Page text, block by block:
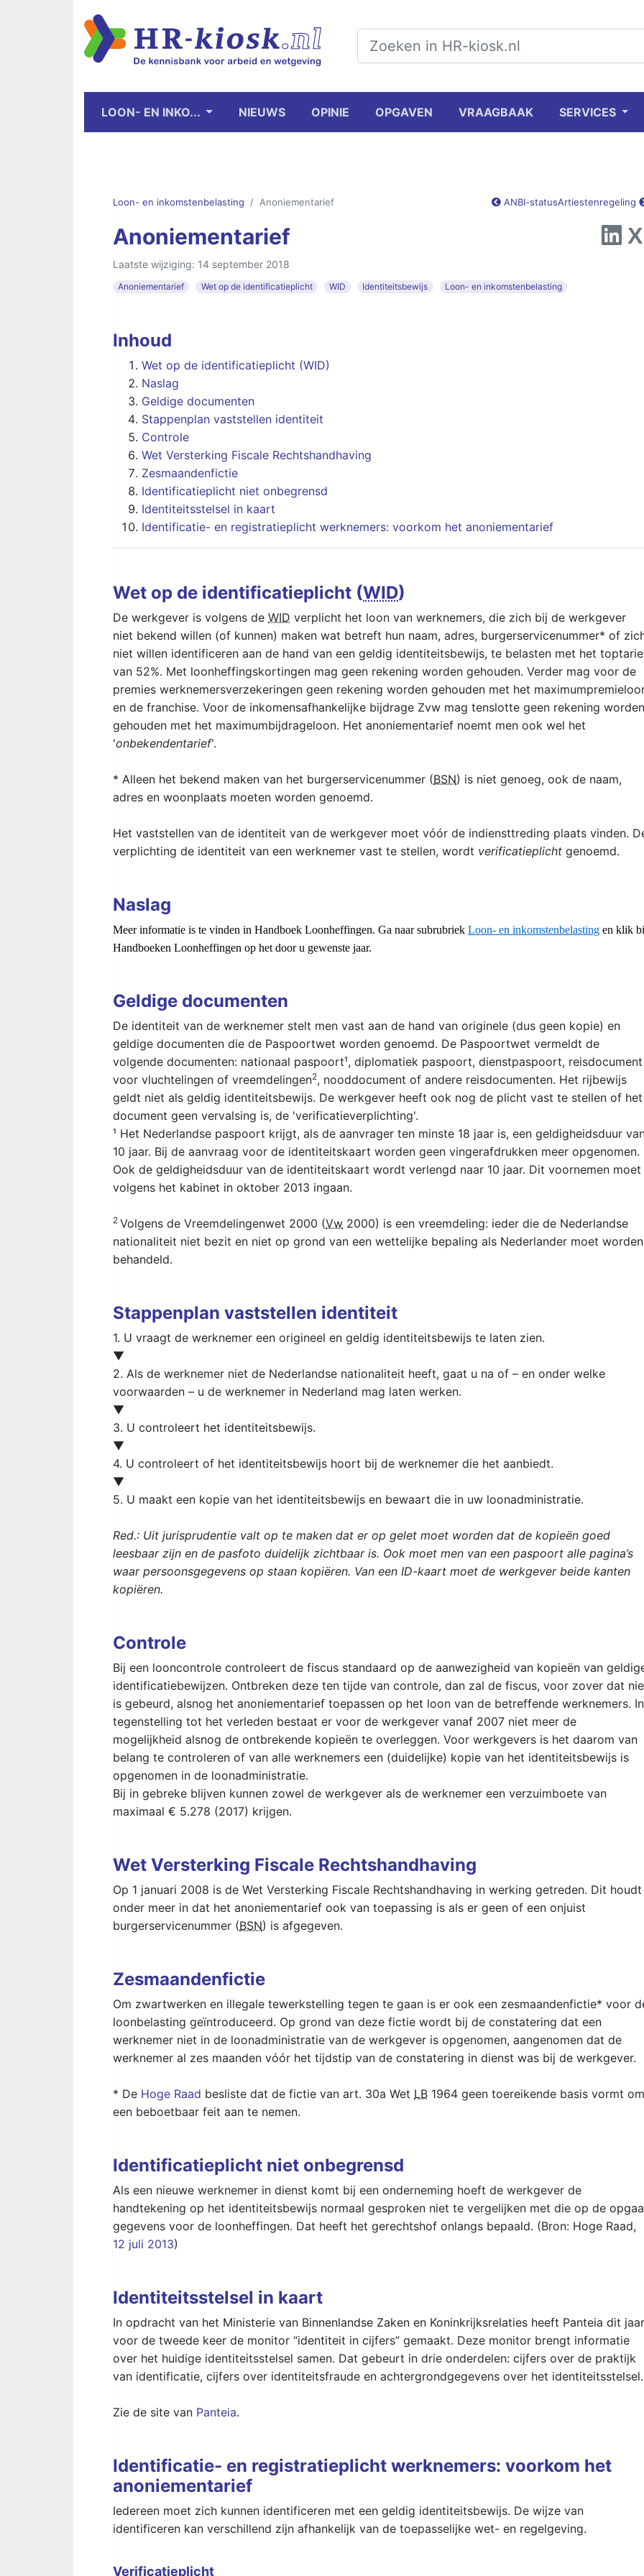
LOON- EN INKO... NIEUWS OPINIE OPGAVEN VRAAGBAAK SERVICES
Loon- en inkomstenbelasting Anoniementarief ANBI-statusArtiestenregeling
Anoniementarief
Laatste wijziging: 14 september 2018
Anoniementarief Wet op de identificatieplicht WID Identiteitsbewijs Loon- en inkomstenbelasting
Inhoud
Wet op de identificatieplicht (WID)
Naslag
Geldige documenten
Stappenplan vaststellen identiteit
Controle
Wet Versterking Fiscale Rechtshandhaving
Zesmaandenfictie
Identificatieplicht niet onbegrensd
Identiteitsstelsel in kaart
Identificatie- en registratieplicht werknemers: voorkom het anoniementarief
Wet op de identificatieplicht (WID)
De werkgever is volgens de WID verplicht het loon van werknemers, die zich bij de werkgever
niet bekend willen (of kunnen) maken wat betreft hun naam, adres, burgerservicenummer* of
niet willen identificeren aan de hand van een geldig identiteitsbewijs, te belasten met het
van 52%. Met loonheffingskortingen mag geen rekening worden gehouden. Verder mag voor de
premies werknemersverzekeringen geen rekening worden gehouden met het
en de franchise. Voor de inkomensafhankelijke bijdrage Zvw mag tenslotte geen rekening worden
gehouden met het maximumbijdrageloon. Het anoniementarief noemt men ook wel het
'onbekendentarief'.
* Alleen het bekend maken van het burgerservicenummer (BSN) is niet genoeg, ook de naam,
adres en woonplaats moeten worden genoemd.
Het vaststellen van de identiteit van de werkgever moet vóór de indiensttreding plaats vinden.
verplichting de identiteit van een werknemer vast te stellen, wordt verificatieplicht genoemd.
Naslag
Meer informatie is te vinden in Handboek Loonheffingen. Ga naar subrubriek Loon- en inkomstenbelasting en klik
Handboeken Loonheffingen op het door u gewenste jaar.
Geldige documenten
De identiteit van de werknemer stelt men vast aan de hand van originele (dus geen kopie) en
geldige documenten die de Paspoortwet worden genoemd. De Paspoortwet vermeldt de
volgende documenten: nationaal paspoort¹, diplomatiek paspoort, dienstpaspoort, reisdocument
voor vluchtelingen of vreemdelingen2, nooddocument of andere reisdocumenten. Het rijbewijs
geldt niet als geldig identiteitsbewijs. De werkgever heeft ook nog de plicht vast te stellen of het
document geen vervalsing is, de 'verificatieverplichting'.
¹ Het Nederlandse paspoort krijgt, als de aanvrager ten minste 18 jaar is, een geldigheidsduur
10 jaar. Bij de aanvraag voor de identiteitskaart worden geen vingerafdrukken meer opgenomen.
Ook de geldigheidsduur van de identiteitskaart wordt verlengd naar 10 jaar. Dit voornemen moet
volgens het kabinet in oktober 2013 ingaan.
2 Volgens de Vreemdelingenwet 2000 (Vw 2000) is een vreemdeling: ieder die de Nederlandse
nationaliteit niet bezit en niet op grond van een wettelijke bepaling als Nederlander moet worden
behandeld.
Stappenplan vaststellen identiteit
1. U vraagt de werknemer een origineel en geldig identiteitsbewijs te laten zien.
▼
2. Als de werknemer niet de Nederlandse nationaliteit heeft, gaat u na of – en onder welke
voorwaarden – u de werknemer in Nederland mag laten werken.
▼
3. U controleert het identiteitsbewijs.
▼
4. U controleert of het identiteitsbewijs hoort bij de werknemer die het aanbiedt.
▼
5. U maakt een kopie van het identiteitsbewijs en bewaart die in uw loonadministratie.
Red.: Uit jurisprudentie valt op te maken dat er op gelet moet worden dat de kopieën goed
leesbaar zijn en de pasfoto duidelijk zichtbaar is. Ook moet men van een paspoort alle pagina’s
waar persoonsgegevens op staan kopiëren. Van een ID-kaart moet de werkgever beide kanten
kopiëren.
Controle
Bij een looncontrole controleert de fiscus standaard op de aanwezigheid van kopieën van
identificatiebewijzen. Ontbreken deze ten tijde van controle, dan zal de fiscus, voor zover dat
is gebeurd, alsnog het anoniementarief toepassen op het loon van de betreffende werknemers. In
tegenstelling tot het verleden bestaat er voor de werkgever vanaf 2007 niet meer de
mogelijkheid alsnog de ontbrekende kopieën te overleggen. Voor werkgevers is het daarom van
belang te controleren of van alle werknemers een (duidelijke) kopie van het identiteitsbewijs is
opgenomen in de loonadministratie.
Bij in gebreke blijven kunnen zowel de werkgever als de werknemer een verzuimboete van
maximaal € 5.278 (2017) krijgen.
Wet Versterking Fiscale Rechtshandhaving
Op 1 januari 2008 is de Wet Versterking Fiscale Rechtshandhaving in werking getreden. Dit houdt
onder meer in dat het anoniementarief ook van toepassing is als er geen of een onjuist
burgerservicenummer (BSN) is afgegeven.
Zesmaandenfictie
Om zwartwerken en illegale tewerkstelling tegen te gaan is er ook een zesmaandenfictie* voor
loonbelasting geïntroduceerd. Op grond van deze fictie wordt bij de constatering dat een
werknemer niet in de loonadministratie van de werkgever is opgenomen, aangenomen dat de
werknemer al zes maanden vóór het tijdstip van de constatering in dienst was bij de werkgever.
* De Hoge Raad besliste dat de fictie van art. 30a Wet LB 1964 geen toereikende basis vormt om
een beboetbaar feit aan te nemen.
Identificatieplicht niet onbegrensd
Als een nieuwe werknemer in dienst komt bij een onderneming hoeft de werkgever de
handtekening op het identiteitsbewijs normaal gesproken niet te vergelijken met die op de
gegevens voor de loonheffingen. Dat heeft het gerechtshof onlangs bepaald. (Bron: Hoge Raad,
12 juli 2013)
Identiteitsstelsel in kaart
In opdracht van het Ministerie van Binnenlandse Zaken en Koninkrijksrelaties heeft Panteia dit jaar
voor de tweede keer de monitor “identiteit in cijfers” gemaakt. Deze monitor brengt informatie
over het huidige identiteitsstelsel samen. Dat gebeurt in drie onderdelen: cijfers over de praktijk
van identificatie, cijfers over identiteitsfraude en achtergrondgegevens over het identiteitsstelsel.
Zie de site van Panteia.
Identificatie- en registratieplicht werknemers: voorkom het
anoniementarief
Iedereen moet zich kunnen identificeren met een geldig identiteitsbewijs. De wijze van
identificeren kan verschillend zijn afhankelijk van de toepasselijke wet- en regelgeving.
Verificatieplicht